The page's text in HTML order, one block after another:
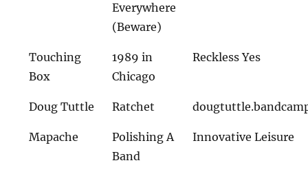
Everywhere
(Beware)
Touching
Box
1989 in
Chicago
Reckless Yes
Doug Tuttle Ratchet
Mapache
Polishing A
Band
Innovative Leisure